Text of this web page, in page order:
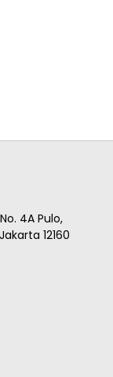
4A Pulo,
12160